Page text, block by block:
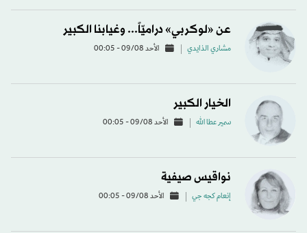
عن «لوكربي» دراميّاً... وغيابنا الكبير
مشاري الذايدي الأحد 09/08 - 00:05
الخيار الكبير
سمير عطا الله الأحد 09/08 - 00:05
نواقيس صيفية
إنعام كجه جي الأحد 09/08 - 00:05